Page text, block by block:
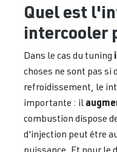
Quel est
intercooler
Dans le cas du tuning
choses ne sont pas si
refroidissement, le
importante : il
combustion dispose
d'injection peut être